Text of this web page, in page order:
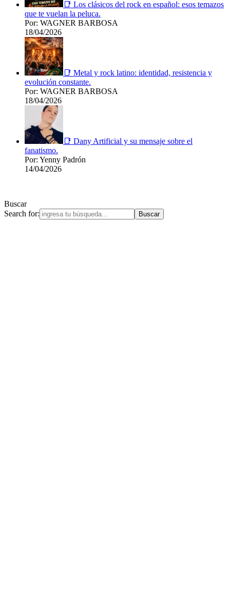
📑 Los clásicos del rock en español: esos temazos
que te vuelan la peluca.
Por: WAGNER BARBOSA
18/04/2026
📑 Metal y rock latino: identidad, resistencia y
evolución constante.
Por: WAGNER BARBOSA
18/04/2026
📑 Dany Artificial y su mensaje sobre el
fanatismo.
Por: Yenny Padrón
14/04/2026
Buscar
Search for: